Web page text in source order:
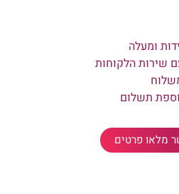
שירות הלקוחות
תשלום
מלאו פרטים